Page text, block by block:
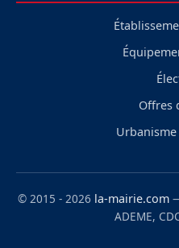
Offres
© 2015 - 2026 la-mairie.com
ADEME,